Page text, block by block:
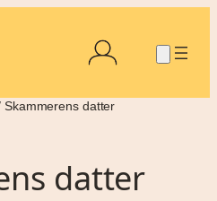
Skammerens datter
datter